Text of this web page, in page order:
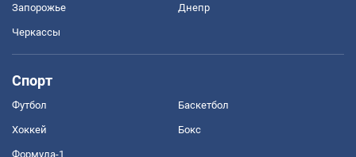
Запорожье Днепр
Черкассы
Спорт
Футбол Баскетбол
Хоккей Бокс
Формула-1